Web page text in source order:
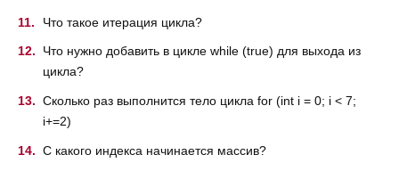
Что такое итерация цикла?
Что нужно добавить в цикле while (true) для выхода из
цикла?
Сколько раз выполнится тело цикла for (int i = 0; i < 7;
i+=2)
С какого индекса начинается массив?